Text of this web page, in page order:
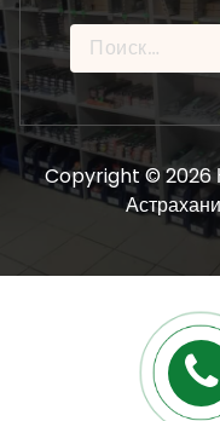
Найти:
Copyright © 2026